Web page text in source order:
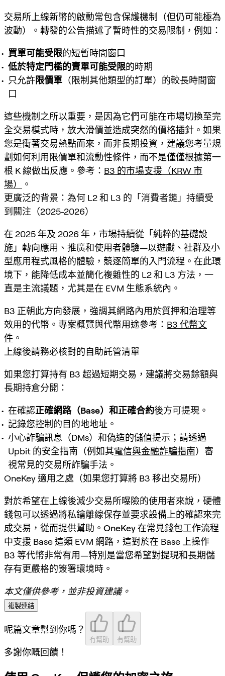
交易所上線新幣的啟動常包含保護機制（但仍可能極為
波動）。轉發的公告描述了暫時性的交易限制，例如：
買單可能受限的短暫時間窗口
低於特定門檻的賣單可能受限的時期
只允許限價單 （限制其他類型的訂單）的較長時間窗
口
這些機制之所以重要，是因為它們可能在市場切換至完
全交易模式時，放大滑價並造成突然的價格插針。如果
您是衝著交易熱點而來，而非長期投資，建議您考量規
劃如何利用限價單和流動性條件，而不是僅僅根據第一
根 K 線做出反應。參考： B3 的市場支援（KRW 市
場）
。
更廣泛的背景：為何 L2 和 L3 的「消費者鏈」持續受
到關注（2025-2026）
在 2025 年及 2026 年，市場持續從「純粹的基礎設
施」轉向應用、推廣和使用者體驗—以遊戲、社群及小
型應用程式風格的體驗，競逐簡單的入門流程。在此環
境下，能降低成本並簡化複雜性的 L2 和 L3 方法，一
直是主流議題，尤其是在 EVM 生態系統內。
B3 正朝此方向發展，強調其網路內用於質押和治理等
效用的代幣。專案概覽與代幣用途參考： B3 代幣文
件 。
上線後請務必核對的自助託管清單
如果您打算持有 B3 超過短期交易，建議將交易餘額與
長期持倉分開：
在確認正確網路（Base） 和正確合約後方可提現。
記錄您控制的目的地地址。
小心詐騙訊息（DMs）和偽造的儲值提示；請透過
Upbit 的安全指南（例如其電信與金融詐騙指南）審
視常見的交易所詐騙手法。
OneKey 適用之處（如果您打算將 B3 移出交易所）
對於希望在上線後減少交易所曝險的使用者來說，硬體
錢包可以透過將私鑰離線保存並要求設備上的確認來完
成交易，從而提供幫助。 OneKey在常見錢包工作流程
中支援 Base 這類 EVM 網路，這對於在 Base 上操作
B3 等代幣非常有用—特別是當您希望對提現和長期儲
存有更嚴格的簽署環境時。
本文僅供參考，並非投資建議。
複製連結
呢篇文章幫到你嗎？
冇幫助 有幫助
多謝你嘅回饋！